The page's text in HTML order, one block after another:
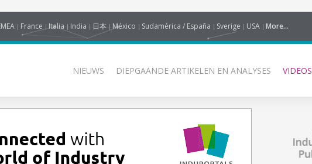
France Italia India 日本 México Sudamérica / España Sverige USA More...
NIEUWS DIEPGAANDE ARTIKELEN EN ANALYSES VIDEOS